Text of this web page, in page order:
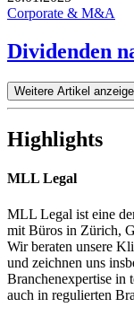
Corporate & M&A
Dividenden
Weitere Artikel
Highlights
MLL Legal
MLL Legal ist eine
mit Büros in Zürich,
Wir beraten unsere
und zeichnen uns
Branchenexpertise in
auch in regulierten